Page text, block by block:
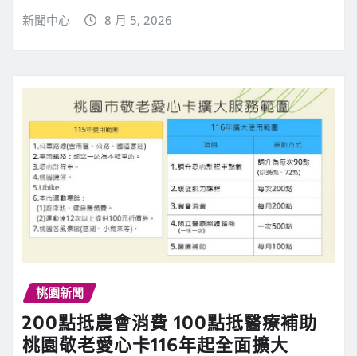
新聞中心 8 月 5, 2026
桃園新聞
200點抵農會消費 100點抵醫療補助
桃園敬老愛心卡116年起全面擴大